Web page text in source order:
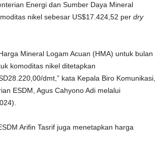
Energi dan Sumber Daya Mineral
nikel sebesar US$17.424,52 per dry
Mineral Logam Acuan (HMA) untuk bulan
komoditas nikel ditetapkan
dmt,” kata Kepala Biro Komunikasi,
ESDM, Agus Cahyono Adi melalui
Arifin Tasrif juga menetapkan harga